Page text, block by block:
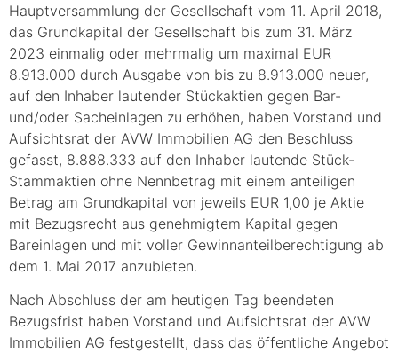
Hauptversammlung der Gesellschaft vom 11. April 2018,
das Grundkapital der Gesellschaft bis zum 31. März
2023 einmalig oder mehrmalig um maximal EUR
8.913.000 durch Ausgabe von bis zu 8.913.000 neuer,
auf den Inhaber lautender Stückaktien gegen Bar-
und/oder Sacheinlagen zu erhöhen, haben Vorstand und
Aufsichtsrat der AVW Immobilien AG den Beschluss
gefasst, 8.888.333 auf den Inhaber lautende Stück-
Stammaktien ohne Nennbetrag mit einem anteiligen
Betrag am Grundkapital von jeweils EUR 1,00 je Aktie
mit Bezugsrecht aus genehmigtem Kapital gegen
Bareinlagen und mit voller Gewinnanteilberechtigung ab
dem 1. Mai 2017 anzubieten.
Nach Abschluss der am heutigen Tag beendeten
Bezugsfrist haben Vorstand und Aufsichtsrat der AVW
Immobilien AG festgestellt, dass das öffentliche Angebot